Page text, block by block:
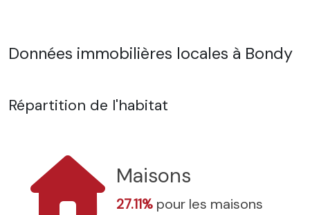
Données immobilières locales à Bondy
Répartition de l'habitat
Maisons
27.11% pour les maisons